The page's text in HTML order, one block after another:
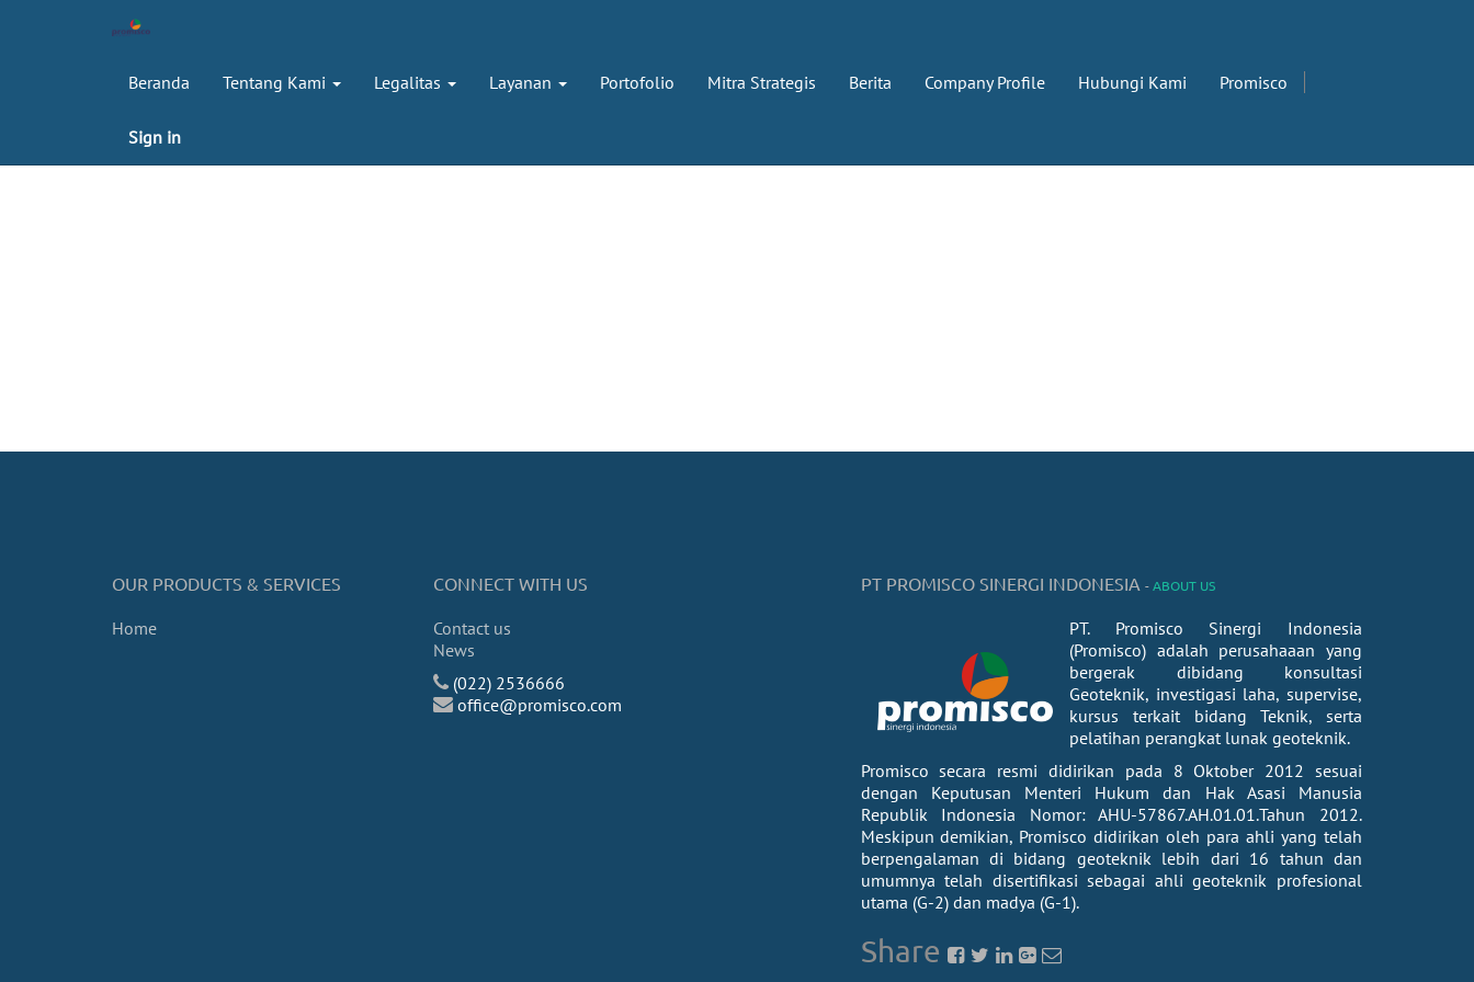
Beranda Tentang Kami Legalitas Layanan Portofolio Mitra Strategis Berita Company Profile Hubungi Kami Promisco
Sign in
OUR PRODUCTS & SERVICES
Home
CONNECT WITH US
Contact us
News
(022) 2536666
office@promisco.com
PT PROMISCO SINERGI INDONESIA -ABOUT US
PT. Promisco Sinergi Indonesia
(Promisco) adalah perusahaaan yang
bergerak dibidang konsultasi
Geoteknik, investigasi laha, supervise,
kursus terkait bidang Teknik, serta
pelatihan perangkat lunak geoteknik.
Promisco secara resmi didirikan pada 8 Oktober 2012 sesuai
dengan Keputusan Menteri Hukum dan Hak Asasi Manusia
Republik Indonesia Nomor: AHU-57867.AH.01.01.Tahun 2012.
Meskipun demikian, Promisco didirikan oleh para ahli yang telah
berpengalaman di bidang geoteknik lebih dari 16 tahun dan
umumnya telah disertifikasi sebagai ahli geoteknik profesional
utama (G-2) dan madya (G-1).
Share